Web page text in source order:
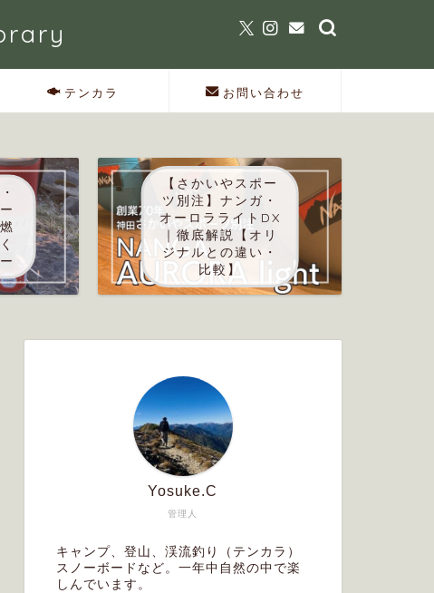
テンカラ お問い合わせ
【さかいやスポー
ツ別注】ナンガ・
オーロラライトDX
｜徹底解説【オリ
ジナルとの違い・
比較】
管理人
Yosuke.C
キャンプ、登山、渓流釣り（テンカラ）
スノーボードなど。一年中自然の中で楽
しんでいます。